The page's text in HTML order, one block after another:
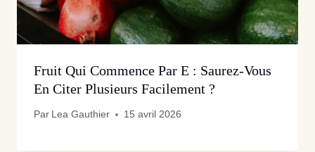
Fruit Qui Commence Par E : Saurez-Vous
En Citer Plusieurs Facilement ?
Par Lea Gauthier 15 avril 2026